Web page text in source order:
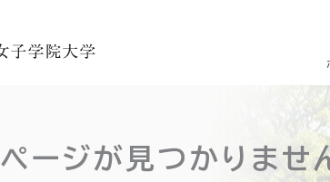
ページが見つかりませ